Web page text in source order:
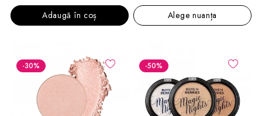
Adaugă în coș
Alege nuanța
-30% -50%